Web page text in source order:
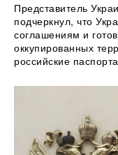
Представитель
подчеркнул, что
соглашениям и
оккупированных
российские